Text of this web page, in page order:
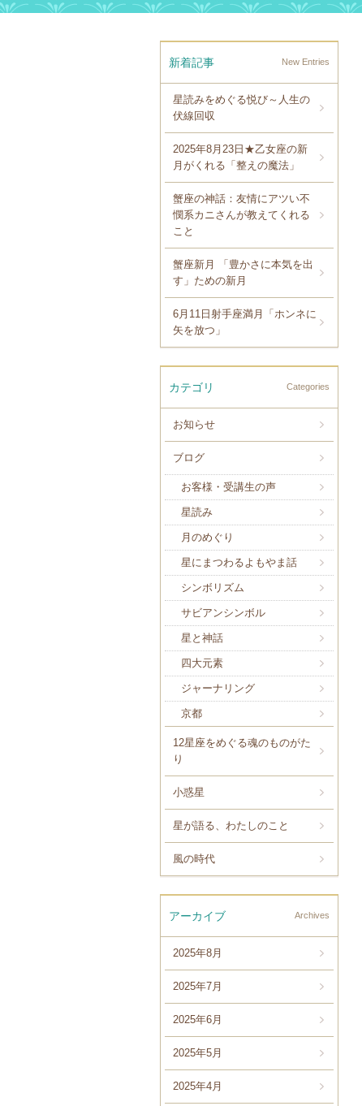
新着記事 New Entries
星読みをめぐる悦び～人生の
伏線回収
2025年8月23日★乙女座の新
月がくれる「整えの魔法」
蟹座の神話：友情にアツい不
憫系カニさんが教えてくれる
こと
蟹座新月 「豊かさに本気を出
す」ための新月
6月11日射手座満月「ホンネに
矢を放つ」
カテゴリ Categories
お知らせ
ブログ
お客様・受講生の声
星読み
月のめぐり
星にまつわるよもやま話
シンボリズム
サビアンシンボル
星と神話
四大元素
ジャーナリング
京都
12星座をめぐる魂のものがた
り
小惑星
星が語る、わたしのこと
風の時代
アーカイブ Archives
2025年8月
2025年7月
2025年6月
2025年5月
2025年4月